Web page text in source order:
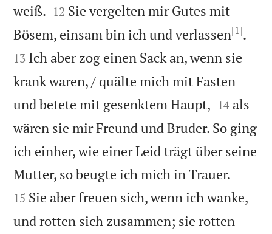
weiß. 

12 Sie vergelten mir Gutes mit
Bösem, einsam bin ich und verlassen[1].
13 Ich aber zog einen Sack an, wenn sie
krank waren, / quälte mich mit Fasten
und betete mit gesenktem Haupt, 

14 als
wären sie mir Freund und Bruder. So ging
ich einher, wie einer Leid trägt über seine
Mutter, so beugte ich mich in Trauer.
15 Sie aber freuen sich, wenn ich wanke,
und rotten sich zusammen; sie rotten